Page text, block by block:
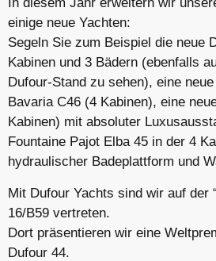
In diesem Jahr erweitern wir
einige neue Yachten:
Segeln Sie zum Beispiel die neue
Kabinen und 3 Bädern (ebenfalls
Dufour-Stand zu sehen), eine
Bavaria C46 (4 Kabinen), eine
Kabinen) mit absoluter
Fountaine Pajot Elba 45 in der 4
hydraulischer Badeplattform und
Mit Dufour Yachts sind wir auf der
16/B59 vertreten.
Dort präsentieren wir eine
Dufour 44.